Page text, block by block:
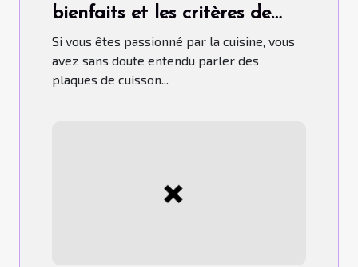
bienfaits et les critères de
choix pour un bon usage
Si vous êtes passionné par la cuisine, vous
avez sans doute entendu parler des
plaques de cuisson...